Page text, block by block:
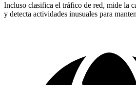
Incluso clasifica el tráfico de red, mide la
y detecta actividades inusuales para